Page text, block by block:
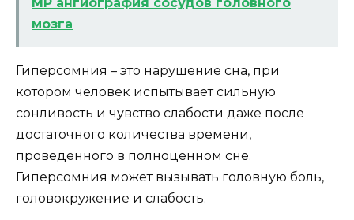
мозга
Гиперсомния – это нарушение сна, при
котором человек испытывает сильную
сонливость и чувство слабости даже после
достаточного количества времени,
проведенного в полноценном сне.
Гиперсомния может вызывать головную боль,
головокружение и слабость.